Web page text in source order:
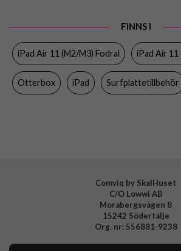
Tillverkarens art nr
EAN
FINNS I
iPad Air 11 (M2/M3) Fodral iPad Air 11
Otterbox iPad Surfplattetillbehör
Comviq by SkalHuset
C/O Lowwi AB
Morabergsvägen 8
15242 Södertälje
Org. nr: 556881-9238